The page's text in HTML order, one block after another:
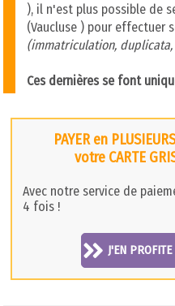
), il n'est plus possible de
(Vaucluse ) pour effectuer
(immatriculation,
Ces dernières se font
PAYER en
votre CARTE
Avec notre service de
4 fois !
J'EN PROFITE